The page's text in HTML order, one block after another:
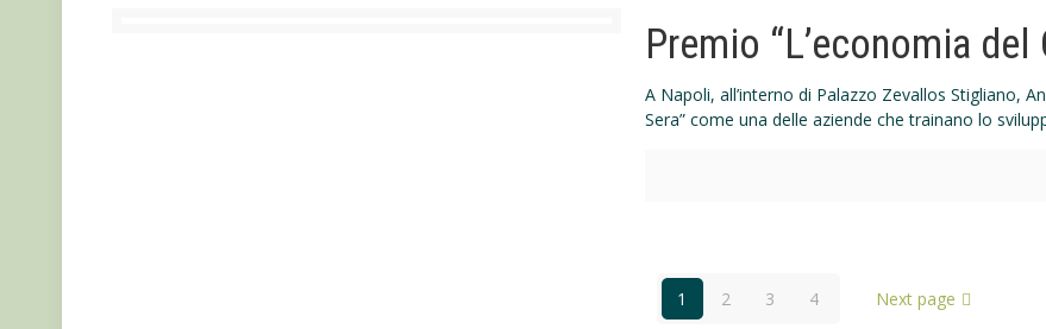
Premio “L’economia
A Napoli, all’interno di Palazzo Zevallos Stigliano,
Sera” come una delle aziende che trainano lo
1 2 3 4 Next page